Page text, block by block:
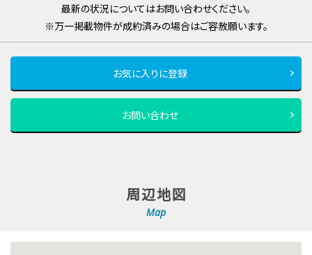
最新の状況についてはお問い合わせください。
※万一掲載物件が成約済みの場合はご容赦願います。
お気に入りに登録
お問い合わせ
周辺地図
Map